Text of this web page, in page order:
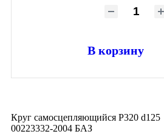
В корзину
Круг самосцепляющийся Р320
00223332-2004 БАЗ